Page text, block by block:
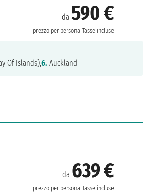
da590 €
prezzo per persona Tasse incluse
Of Islands),6. Auckland
da 639 €
prezzo per persona Tasse incluse